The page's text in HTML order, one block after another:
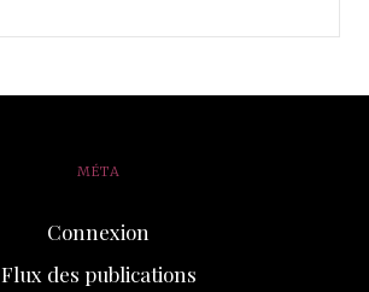
MÉTA
Connexion
Flux des publications